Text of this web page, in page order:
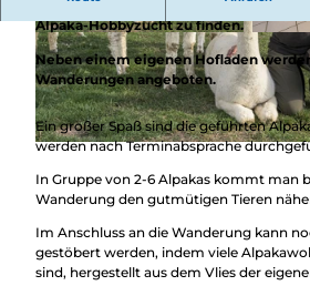
Überblick
Camping &
bei uns
© Anna Meurer, REACT-EU / Kreis Siegen-Wittgenstein | CC-
© Achim Meurer / Touristikverband Siegen-Wit
tgenstein |CC-BY-SA
© Anna
Seit 2015 ist bei der Alpaka-Ranch
Alpaka-Hobbyzucht zu finden.
Neben einem eigenen Hofladen
Wanderungen angeboten.
Ein großer Spaß sind die geführten
werden nach Terminabsprache
In Gruppe von 2-6 Alpakas kommt man
Wanderung den gutmütigen Tieren
Im Anschluss an die Wanderung kann
gestöbert werden, indem viele
sind, hergestellt aus dem Vlies der